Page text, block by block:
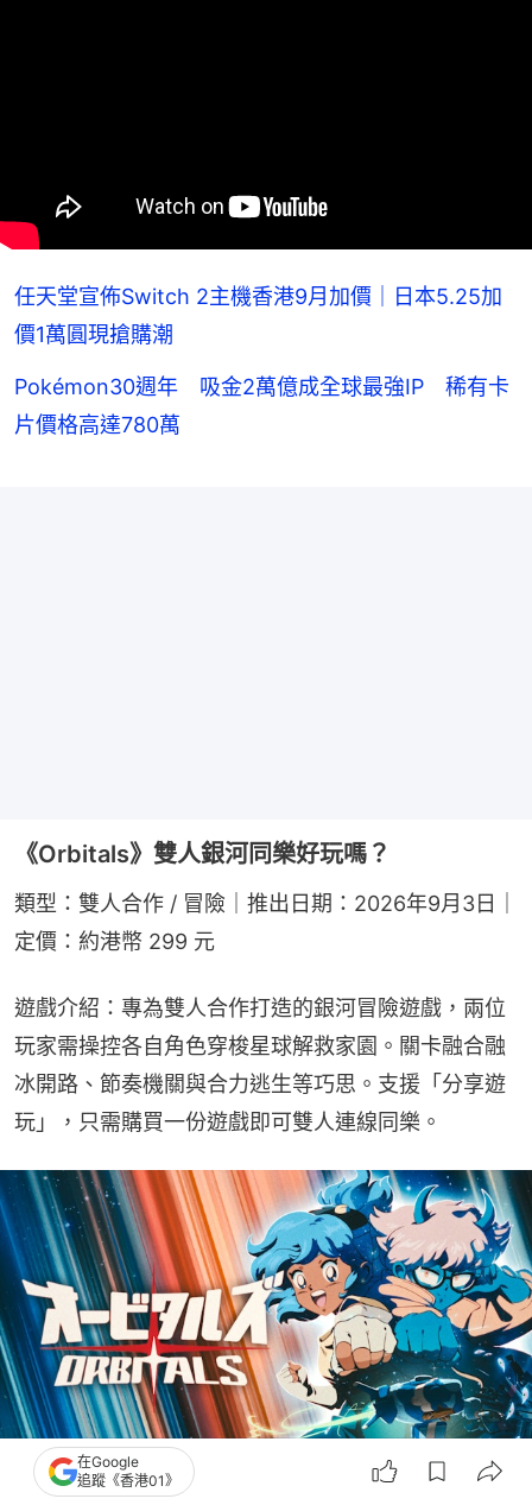
任天堂宣佈Switch 2主機香港9月加價｜日本5.25加
價1萬圓現搶購潮
Pokémon30週年 吸金2萬億成全球最強IP 稀有卡
片價格高達780萬
《Orbitals》雙人銀河同樂好玩嗎？
類型：雙人合作 / 冒險｜推出日期：2026年9月3日｜
定價：約港幣 299 元
遊戲介紹：專為雙人合作打造的銀河冒險遊戲，兩位
玩家需操控各自角色穿梭星球解救家園。關卡融合融
冰開路、節奏機關與合力逃生等巧思。支援「分享遊
玩」，只需購買一份遊戲即可雙人連線同樂。
《Orbitals》
在Google
追蹤《香港01》